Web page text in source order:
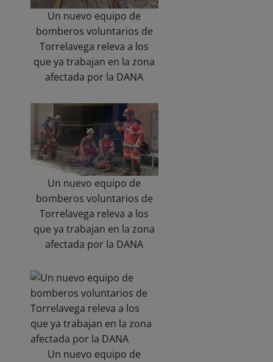
Un nuevo equipo de
bomberos voluntarios de
Torrelavega releva a los
que ya trabajan en la zona
afectada por la DANA
Un nuevo equipo de
bomberos voluntarios de
Torrelavega releva a los
que ya trabajan en la zona
afectada por la DANA
Un nuevo equipo de